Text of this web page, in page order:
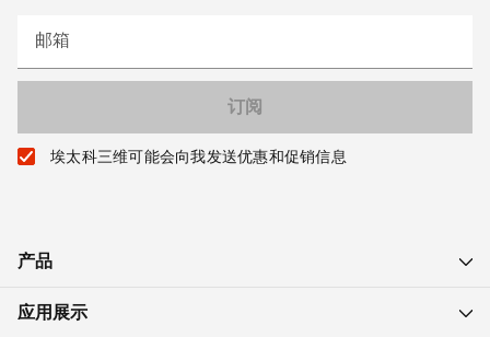
邮箱
埃太科三维可能会向我发送优惠和促销信息
产品
应用展示